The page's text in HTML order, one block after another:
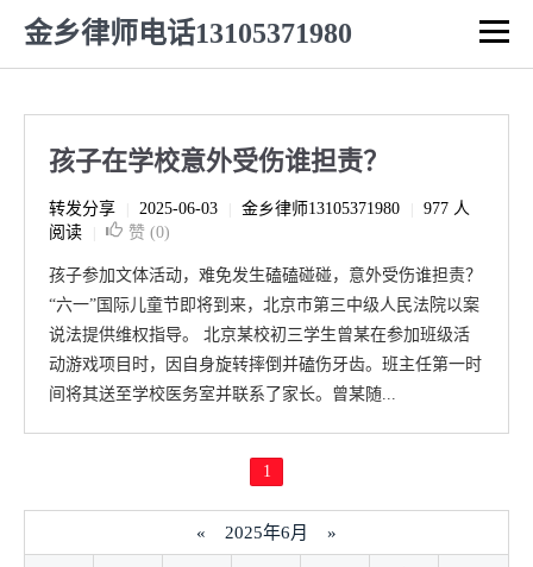
金乡律师电话13105371980
孩子在学校意外受伤谁担责？
转发分享 2025-06-03 金乡律师13105371980
977 人
阅读
赞 (0)
孩子参加文体活动，难免发生磕磕碰碰，意外受伤谁担责？
“六一”国际儿童节即将到来，北京市第三中级人民法院以案
说法提供维权指导。 北京某校初三学生曾某在参加班级活
动游戏项目时，因自身旋转摔倒并磕伤牙齿。班主任第一时
间将其送至学校医务室并联系了家长。曾某随...
1
« 2025年6月 »